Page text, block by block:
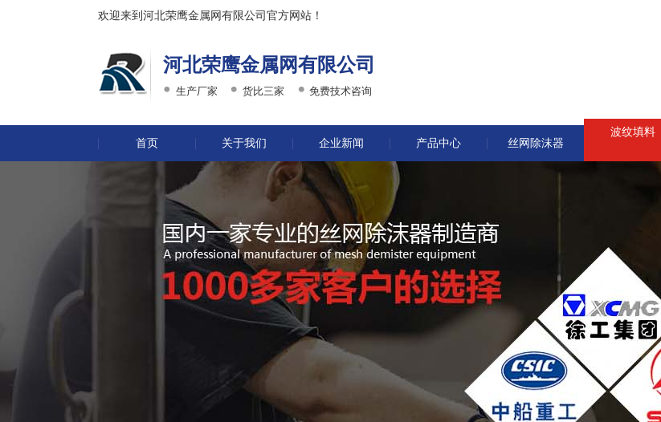
欢迎来到河北荣鹰金属网有限公司官方网站！
河北荣鹰金属网有限公司
生产厂家 货比三家 免费技术咨询
首页 关于我们 企业新闻 产品中心 丝网除沫器
波纹填料